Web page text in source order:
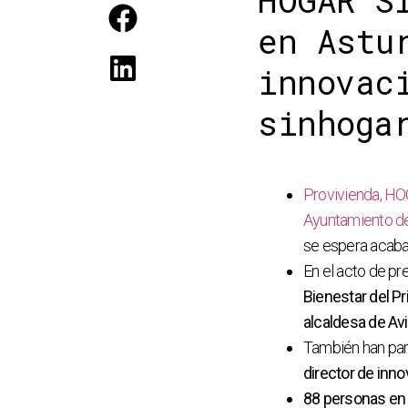
en
Provivienda,
Ayuntamiento
se espera
En el acto de
Bienestar del
alcaldesa de
También han
director de
88 personas